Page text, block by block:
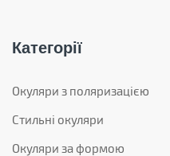
Категорії
Окуляри з поляризацією
Стильні окуляри
Окуляри за формою